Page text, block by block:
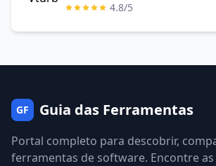
4.8/5
GF Guia das Ferramentas
Portal completo para descobrir,
ferramentas de software. Encontre